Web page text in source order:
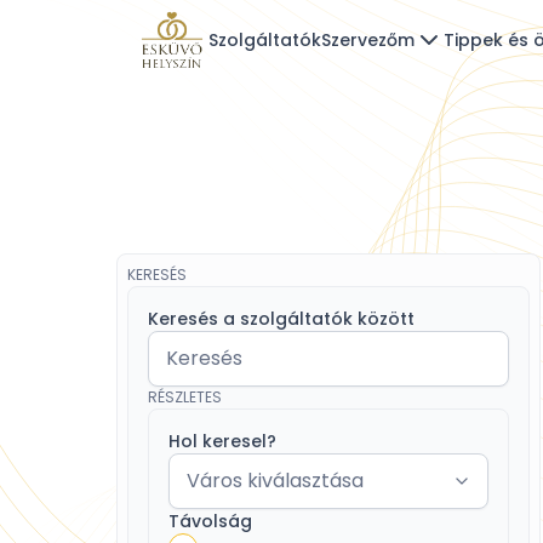
SzolgáltatókSzervezőm Tippek és
KERESÉS
Keresés a szolgáltatók között
RÉSZLETES
Hol keresel?
Távolság